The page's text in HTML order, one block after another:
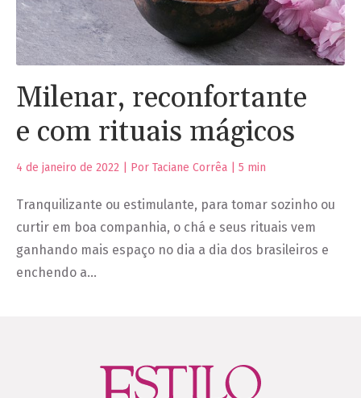
Milenar, reconfortante
e com rituais mágicos
4 de janeiro de 2022 | Por Taciane Corrêa | 5 min
Tranquilizante ou estimulante, para tomar sozinho ou
curtir em boa companhia, o chá e seus rituais vem
ganhando mais espaço no dia a dia dos brasileiros e
enchendo a…